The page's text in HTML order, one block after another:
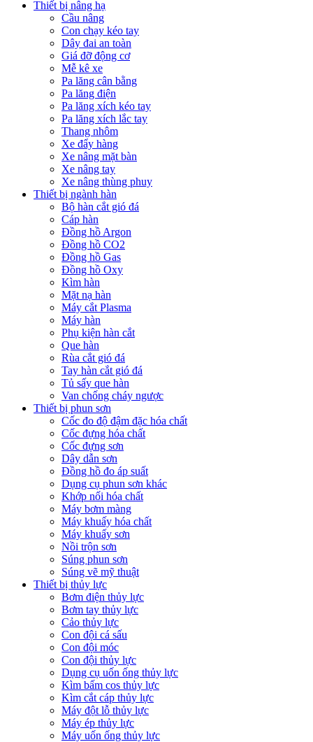
Thiết bị nâng hạ
Cầu nâng
Con chạy kéo tay
Dây đai an toàn
Giá đỡ động cơ
Mễ kê xe
Pa lăng cân bằng
Pa lăng điện
Pa lăng xích kéo tay
Pa lăng xích lắc tay
Thang nhôm
Xe đẩy hàng
Xe nâng mặt bàn
Xe nâng tay
Xe nâng thùng phuy
Thiết bị ngành hàn
Bộ hàn cắt gió đá
Cáp hàn
Đồng hồ Argon
Đồng hồ CO2
Đồng hồ Gas
Đồng hồ Oxy
Kìm hàn
Mặt nạ hàn
Máy cắt Plasma
Máy hàn
Phụ kiện hàn cắt
Que hàn
Rùa cắt gió đá
Tay hàn cắt gió đá
Tủ sấy que hàn
Van chống cháy ngược
Thiết bị phun sơn
Cốc đo độ đậm đặc hóa chất
Cốc đựng hóa chất
Cốc đựng sơn
Dây dẫn sơn
Đồng hồ đo áp suất
Dụng cụ phun sơn khác
Khớp nối hóa chất
Máy bơm màng
Máy khuấy hóa chất
Máy khuấy sơn
Nồi trộn sơn
Súng phun sơn
Súng vẽ mỹ thuật
Thiết bị thủy lực
Bơm điện thủy lực
Bơm tay thủy lực
Cảo thủy lực
Con đội cá sấu
Con đội móc
Con đội thủy lực
Dụng cụ uốn ống thủy lực
Kìm bấm cos thủy lực
Kìm cắt cáp thủy lực
Máy đột lỗ thủy lực
Máy ép thủy lực
Máy uốn ống thủy lực